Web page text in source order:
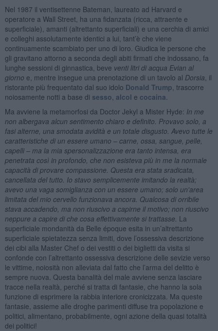
Nel 1987 il ventisettenne Bateman, laureato ad Harvard e
operatore a Wall Street, ha una fidanzata (ricca, attraente e
superficiale), amanti (altrettanto superficiali) e una cerchia di amici
e colleghi assolutamente identici a lui, tant’è che viene
continuamente scambiato per uno di loro. Giudica le persone che
gli gravitano attorno a seconda degli abiti firmati che indossano, fa
lunghe sessioni di ginnastica, beve venti litri di acqua Evian al
giorno e, mentre insegue una prenotazione di un tavolo al Dorsia , il
ristorante più frequentato dal suo idolo Donald Trump , trascorre
noiosamente notti a base di sesso alcol e cocaina
Ma avviene la metamorfosi da Doctor Jekyl a Mister Hyde: In me
non albergava alcun sentimento chiaro e definito. Provavo solo, a
fasi alterne, una smodata avidità e un totale disgusto. Avevo tutte le
caratteristiche di un essere umano – carne, ossa, sangue, pelle,
capelli – ma la mia spersonalizzazione era tanto intensa, era
penetrata così in profondo, che non esisteva più in me la normale
capacità di provare compassione. Questa era stata sradicata,
cancellata del tutto. Io stavo semplicemente imitando la realtà;
avevo una vaga somiglianza con un essere umano; solo un'area
limitata del mio cervello funzionava ancora. Qualcosa di orribile
stava accadendo, ma non riuscivo a capirne il motivo; non riuscivo
neppure a capire di che cosa effettivamente si trattasse. La
superficiale mondanità da Belle époque esita in un’altrettanto
superficiale spietatezza senza limiti, dove l’ossessiva descrizione
dei cibi alla Master Chef o dei vestiti o dei biglietti da visita si
confonde con l’altrettanto ossessiva descrizione delle sevizie verso
le vittime, noiosità non alleviata dal fatto che l’arma del delitto è
sempre nuova. Questa banalità del male avviene senza lasciare
tracce nella realtà, perché si tratta di fantasie, che hanno la sola
funzione di esprimere la rabbia interiore cronicizzata. Ma queste
fantasie, assieme alle droghe parimenti diffuse tra popolazione e
politici, alimentano, probabilmente, ogni azione della quasi totalità
dei politici!